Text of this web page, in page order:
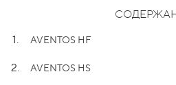
1.
AVENTOS HF
2. AVENTOS HS